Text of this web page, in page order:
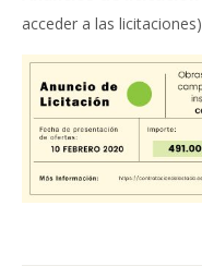
acceder a las licitaciones)